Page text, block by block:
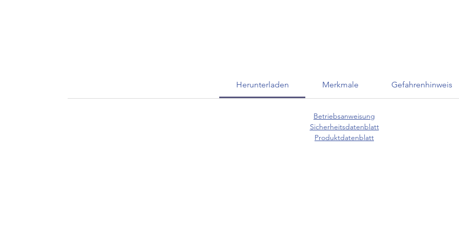
Herunterladen Merkmale Gefahrenhinweis
Betriebsanweisung
Sicherheitsdatenblatt
Produktdatenblatt